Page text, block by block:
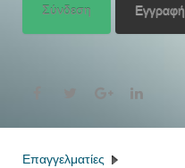
Σύνδεση Εγγραφή
Επαγγελματίες